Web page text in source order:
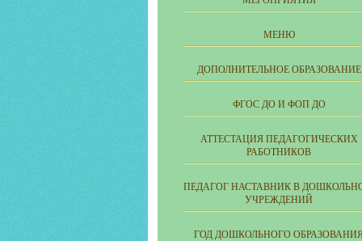
МЕНЮ
ДОПОЛНИТЕЛЬНОЕ ОБРАЗОВАНИЕ
ФГОС ДО И ФОП ДО
АТТЕСТАЦИЯ ПЕДАГОГИЧЕСКИХ
РАБОТНИКОВ
ПЕДАГОГ НАСТАВНИК В
УЧРЕЖДЕНИЙ
ГОД ДОШКОЛЬНОГО